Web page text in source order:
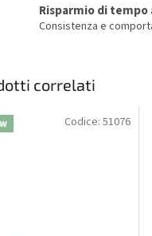
Risparmio di
Consistenza e
correlati
Codice: 51076